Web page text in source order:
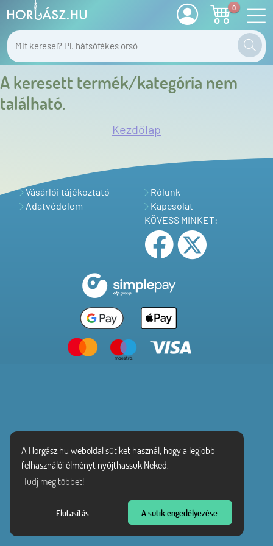
A Horgász.hu weboldal sütiket használ, hogy a legjobb
felhasználói élményt nyújthassuk Neked.
Tudj meg többet!
Elutasítás A sütik engedélyezése
0
A keresett termék/kategória nem
található.
Kezdőlap
Vásárlói tájékoztató
Adatvédelem
Rólunk
Kapcsolat
KÖVESS MINKET: